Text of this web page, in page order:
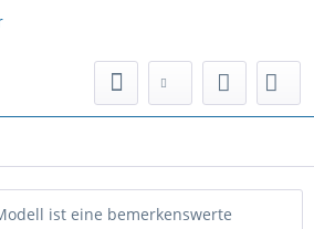
ist eine bemerkenswerte